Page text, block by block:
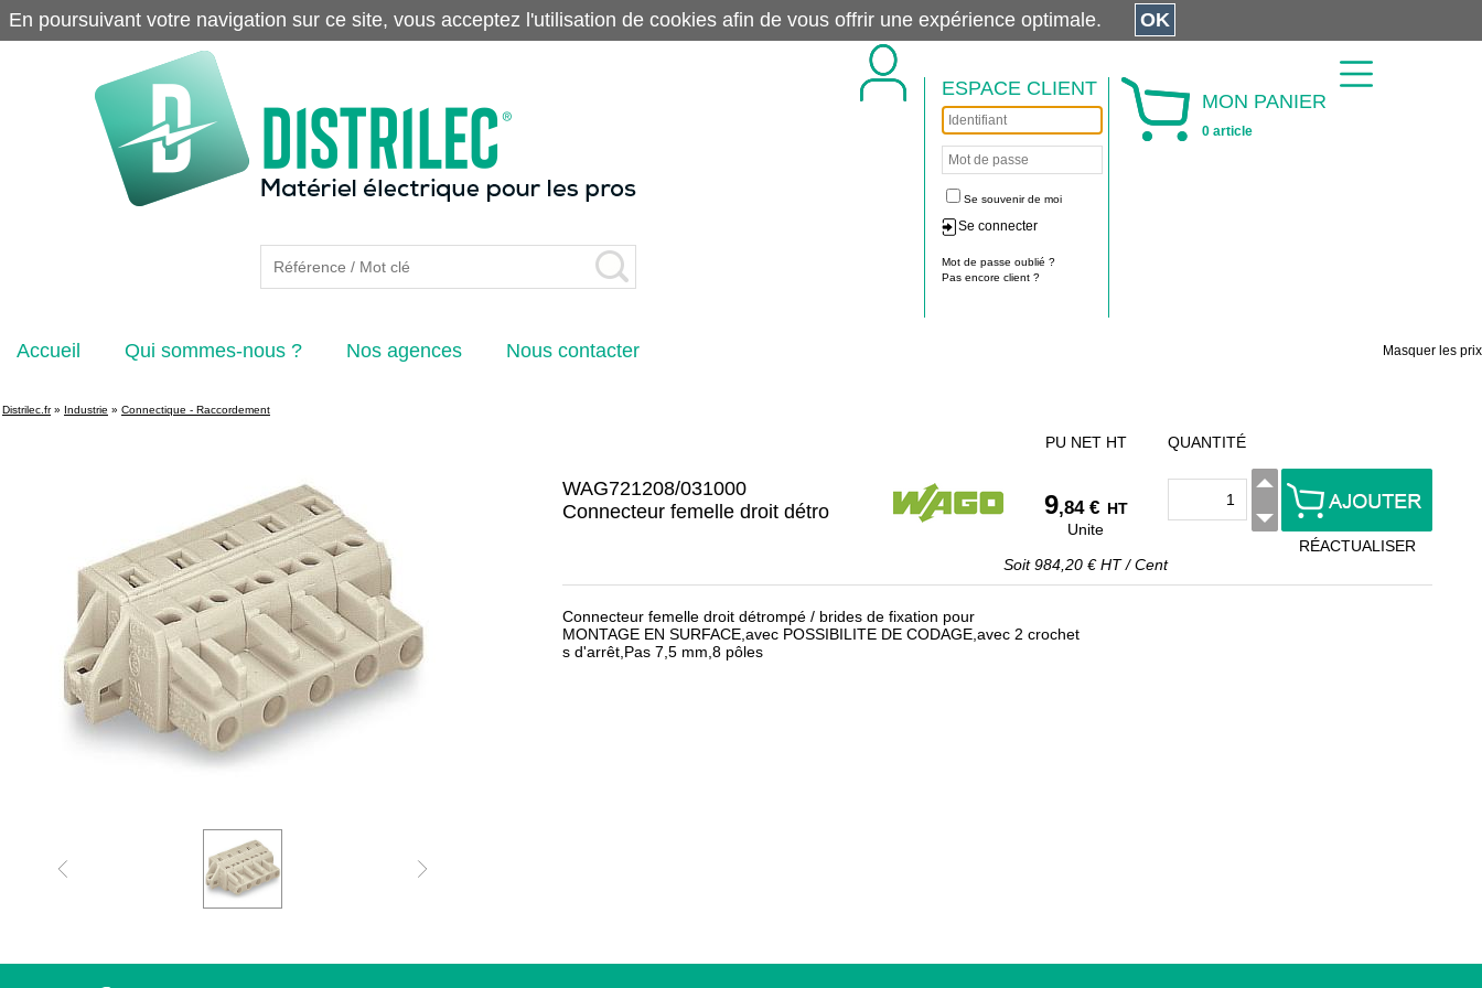
ESPACE CLIENT
Se souvenir de moi
Se connecter
Mot de passe oublié ?
Pas encore client ?
MON PANIER
0 article
Accueil Qui sommes-nous ? Nos agences Nous contacter Masquer les prix
Distrilec.fr» Industrie » Connectique - Raccordement
WAG721208/031000
Connecteur femelle droit détro
PU NET HT
9,84 € HT
Unite
Soit984,20 € HT/Cent
QUANTITÉ
RÉACTUALISER
Connecteur femelle droit détrompé / brides de fixation pour
MONTAGE EN SURFACE,avec POSSIBILITE DE CODAGE,avec 2 crochet
s d'arrêt,Pas 7,5 mm,8 pôles
En poursuivant votre navigation sur ce site, vous acceptez l'utilisation de cookies afin de vous offrir une expérience optimale. OK